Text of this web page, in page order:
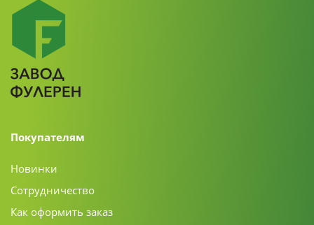
Покупателям
Новинки
Сотрудничество
Как оформить заказ